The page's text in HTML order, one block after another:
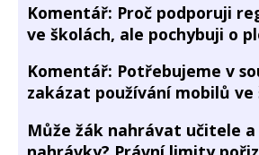
Komentář: Proč podporuji
ve školách, ale pochybuji o
Komentář: Potřebujeme v
zakázat používání mobilů ve
Může žák nahrávat učitele